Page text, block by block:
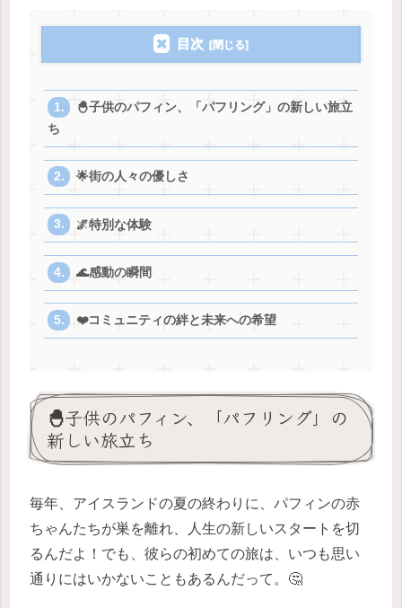
目次
🐣子供のパフィン、「パフリング」の新しい旅立
ち
🌟街の人々の優しさ
🌌特別な体験
🌊感動の瞬間
❤️コミュニティの絆と未来への希望
🐣子供のパフィン、「パフリング」の
新しい旅立ち
毎年、アイスランドの夏の終わりに、パフィンの赤
ちゃんたちが巣を離れ、人生の新しいスタートを切
るんだよ！でも、彼らの初めての旅は、いつも思い
通りにはいかないこともあるんだって。🤔